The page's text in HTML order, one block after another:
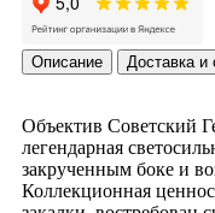
Описание Доставка и
Объектив Советский
легендарная
закрученным боке и
Коллекционная